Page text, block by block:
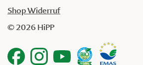
Shop Widerruf
© 2026 HiPP